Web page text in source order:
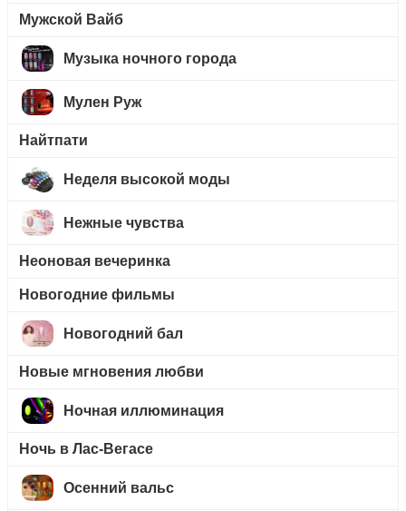
Мужской Вайб
Музыка ночного города
Мулен Руж
Найтпати
Неделя высокой моды
Нежные чувства
Неоновая вечеринка
Новогодние фильмы
Новогодний бал
Новые мгновения любви
Ночная иллюминация
Ночь в Лас-Вегасе
Осенний вальс